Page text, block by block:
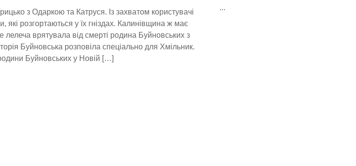
з Одаркою та Катруся. Із захватом користувачі
які розгортаються у їх гніздах. Калинівщина ж має
врятувала від смерті родина Буйновських з
Буйновська розповіла спеціально для Хмільник.
Буйновських у Новій […]
...